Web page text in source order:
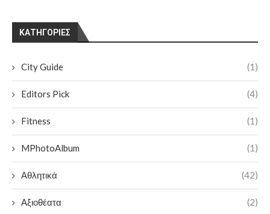
KΑΤΗΓΟΡΊΕΣ
City Guide (1)
Editors Pick (4)
Fitness (1)
MPhotoAlbum (1)
Αθλητικά (42)
Αξιοθέατα (2)